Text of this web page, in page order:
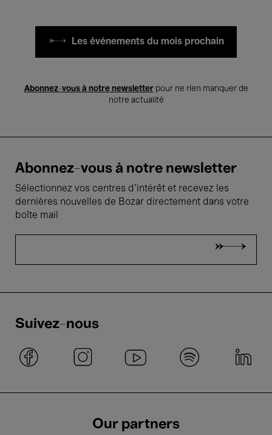
Les événements du mois prochain
Abonnez-vous à notre newsletterpour ne rien manquer de
notre actualité
Abonnez-vous à notre newsletter
Sélectionnez vos centres d'intérêt et recevez les
dernières nouvelles de Bozar directement dans votre
boîte mail
Suivez-nous
Our partners